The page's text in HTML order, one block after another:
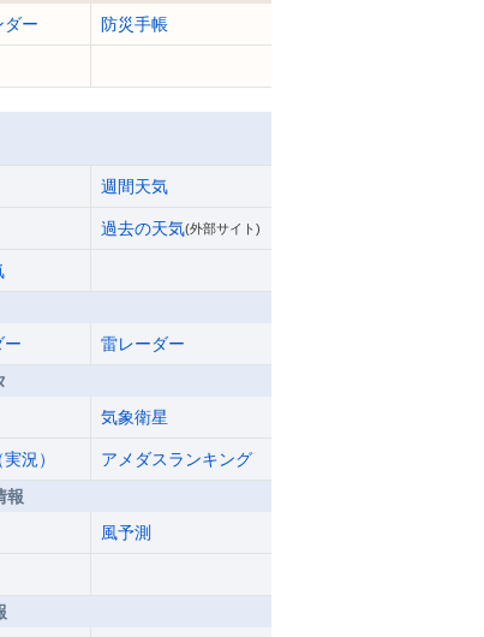
ダー
防災手帳
週間天気
過去の天気(外部サイト)
ー
雷レーダー
気象衛星
況）
アメダスランキング
報
風予測